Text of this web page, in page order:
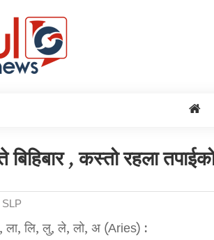
, कस्तो रहला
SLP
ला, लि, लु, ले, लो, अ (Aries) :